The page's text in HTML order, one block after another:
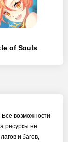
of Souls
возможности
ресурсы не
и багов,